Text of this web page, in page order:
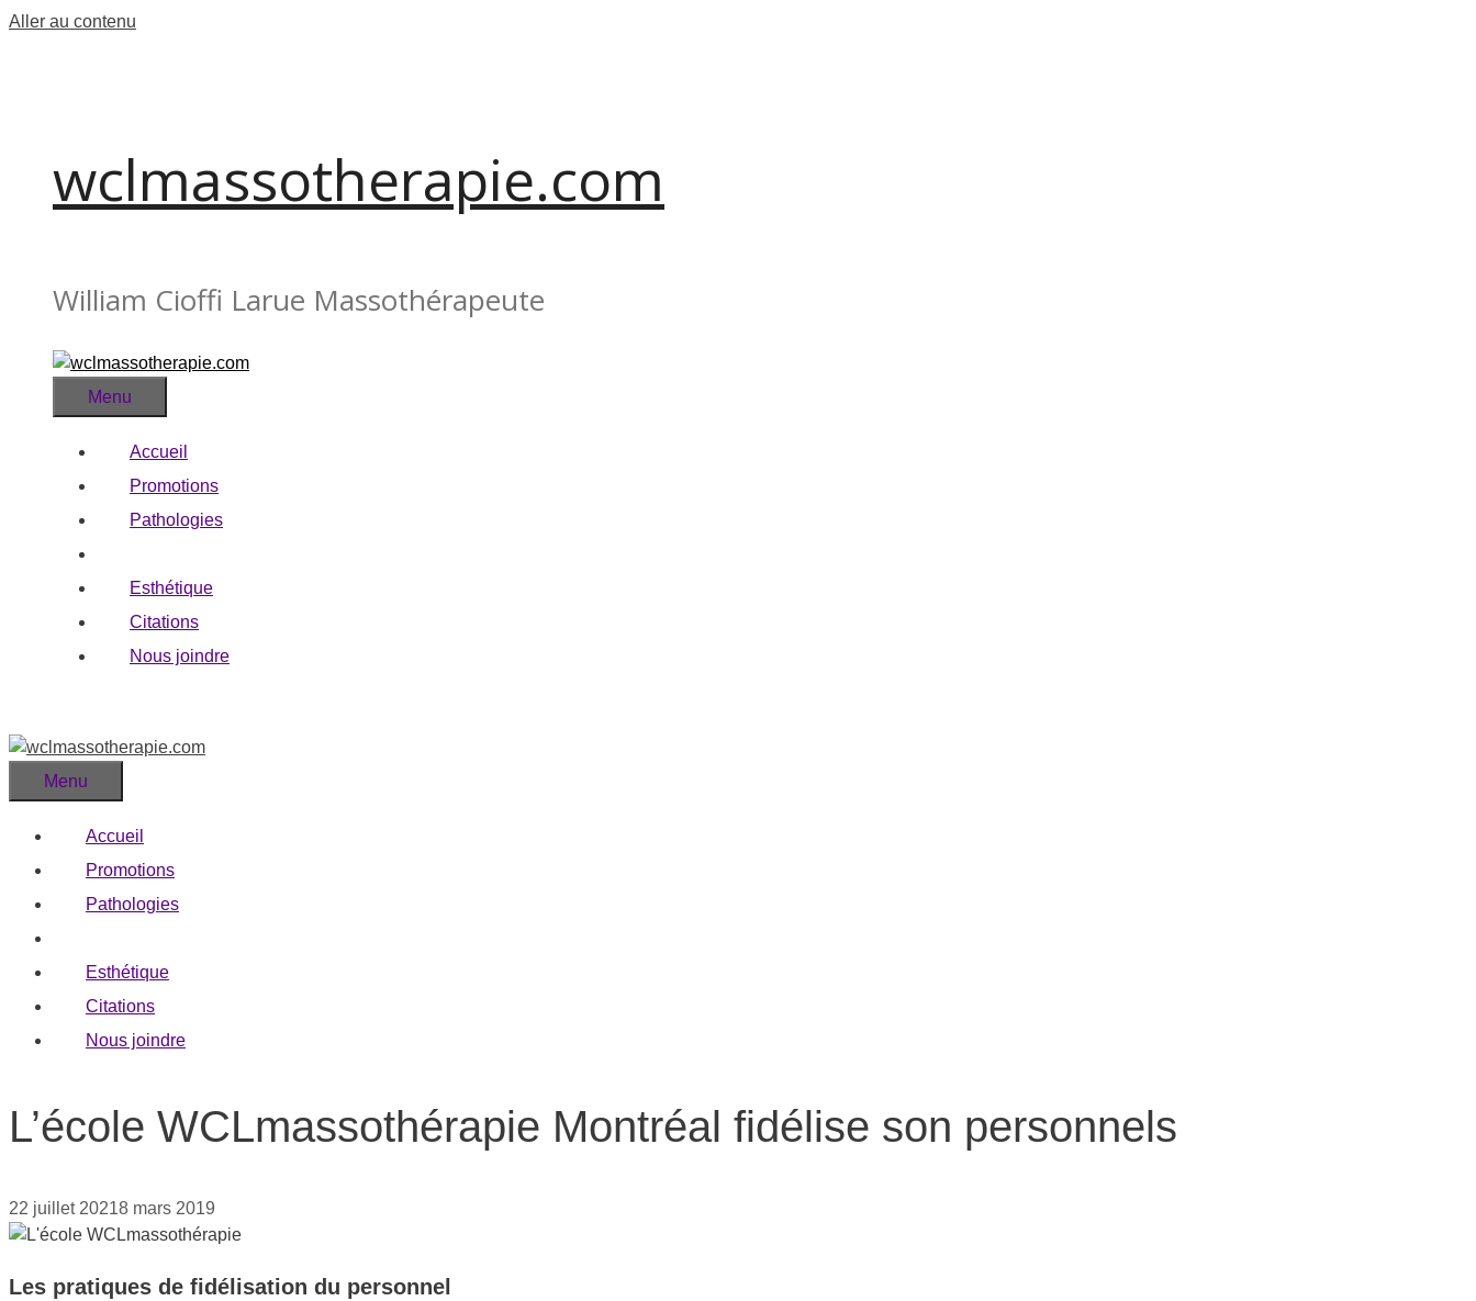
Aller au contenu
wclmassotherapie.com
William Cioffi Larue Massothérapeute
Menu
Accueil
Promotions
Pathologies
Esthétique
Citations
Nous joindre
Menu
Accueil
Promotions
Pathologies
Esthétique
Citations
Nous joindre
L’école WCLmassothérapie Montréal fidélise son personnels
22 juillet 20218 mars 2019
Les pratiques de fidélisation du personnel